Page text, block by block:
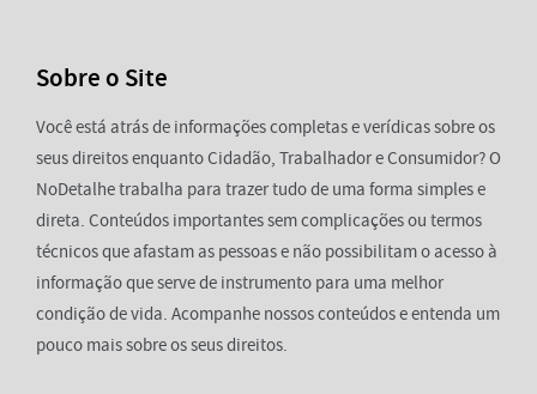
Sobre o Site
Você está atrás de informações completas e verídicas sobre os
seus direitos enquanto Cidadão, Trabalhador e Consumidor? O
NoDetalhe trabalha para trazer tudo de uma forma simples e
direta. Conteúdos importantes sem complicações ou termos
técnicos que afastam as pessoas e não possibilitam o acesso à
informação que serve de instrumento para uma melhor
condição de vida. Acompanhe nossos conteúdos e entenda um
pouco mais sobre os seus direitos.